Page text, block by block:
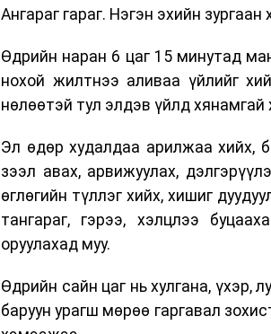
Ангараг гараг. Нэгэн эхийн
Өдрийн наран 6 цаг 15 минутад
нохой жилтнээ аливаа үйлийг
нөлөөтэй тул элдэв үйлд
Эл өдөр худалдаа арилжаа хийх,
зээл авах, арвижуулах,
өглөгийн түллэг хийх, хишиг
тангараг, гэрээ, хэлцлээ
оруулахад муу.
Өдрийн сайн цаг нь хулгана, үхэр,
баруун урагш мөрөө гаргавал